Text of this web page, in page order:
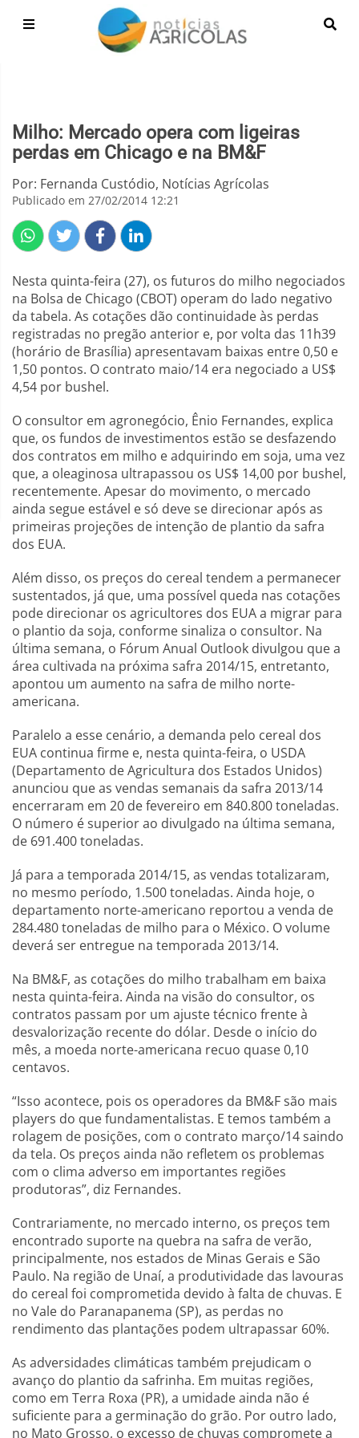
Milho: Mercado opera com ligeiras
perdas em Chicago e na BM&F
Por: Fernanda Custódio, Notícias Agrícolas
Publicado em 27/02/2014 12:21
Nesta quinta-feira (27), os futuros do milho negociados
na Bolsa de Chicago (CBOT) operam do lado negativo
da tabela. As cotações dão continuidade às perdas
registradas no pregão anterior e, por volta das 11h39
(horário de Brasília) apresentavam baixas entre 0,50 e
1,50 pontos. O contrato maio/14 era negociado a US$
4,54 por bushel.
O consultor em agronegócio, Ênio Fernandes, explica
que, os fundos de investimentos estão se desfazendo
dos contratos em milho e adquirindo em soja, uma vez
que, a oleaginosa ultrapassou os US$ 14,00 por bushel,
recentemente. Apesar do movimento, o mercado
ainda segue estável e só deve se direcionar após as
primeiras projeções de intenção de plantio da safra
dos EUA.
Além disso, os preços do cereal tendem a permanecer
sustentados, já que, uma possível queda nas cotações
pode direcionar os agricultores dos EUA a migrar para
o plantio da soja, conforme sinaliza o consultor. Na
última semana, o Fórum Anual Outlook divulgou que a
área cultivada na próxima safra 2014/15, entretanto,
apontou um aumento na safra de milho norte-
americana.
Paralelo a esse cenário, a demanda pelo cereal dos
EUA continua firme e, nesta quinta-feira, o USDA
(Departamento de Agricultura dos Estados Unidos)
anunciou que as vendas semanais da safra 2013/14
encerraram em 20 de fevereiro em 840.800 toneladas.
O número é superior ao divulgado na última semana,
de 691.400 toneladas.
Já para a temporada 2014/15, as vendas totalizaram,
no mesmo período, 1.500 toneladas. Ainda hoje, o
departamento norte-americano reportou a venda de
284.480 toneladas de milho para o México. O volume
deverá ser entregue na temporada 2013/14.
Na BM&F, as cotações do milho trabalham em baixa
nesta quinta-feira. Ainda na visão do consultor, os
contratos passam por um ajuste técnico frente à
desvalorização recente do dólar. Desde o início do
mês, a moeda norte-americana recuo quase 0,10
centavos.
“Isso acontece, pois os operadores da BM&F são mais
players do que fundamentalistas. E temos também a
rolagem de posições, com o contrato março/14 saindo
da tela. Os preços ainda não refletem os problemas
com o clima adverso em importantes regiões
produtoras”, diz Fernandes.
Contrariamente, no mercado interno, os preços tem
encontrado suporte na quebra na safra de verão,
principalmente, nos estados de Minas Gerais e São
Paulo. Na região de Unaí, a produtividade das lavouras
do cereal foi comprometida devido à falta de chuvas. E
no Vale do Paranapanema (SP), as perdas no
rendimento das plantações podem ultrapassar 60%.
As adversidades climáticas também prejudicam o
avanço do plantio da safrinha. Em muitas regiões,
como em Terra Roxa (PR), a umidade ainda não é
suficiente para a germinação do grão. Por outro lado,
no Mato Grosso, o excesso de chuvas compromete a